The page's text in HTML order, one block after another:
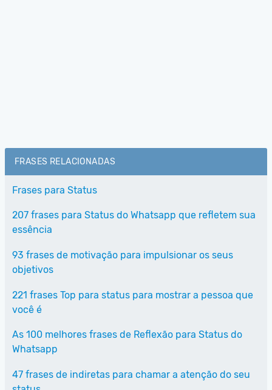
FRASES RELACIONADAS
Frases para Status
207 frases para Status do Whatsapp que refletem sua
essência
93 frases de motivação para impulsionar os seus
objetivos
221 frases Top para status para mostrar a pessoa que
você é
As 100 melhores frases de Reflexão para Status do
Whatsapp
47 frases de indiretas para chamar a atenção do seu